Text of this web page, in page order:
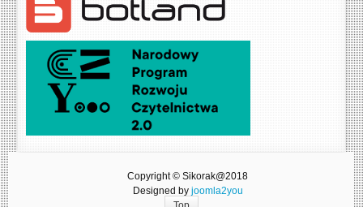
Copyright © Sikorak@2018
Designed by joomla2you